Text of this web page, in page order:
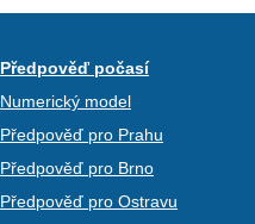
Předpověď počasí
Numerický model
Předpověď pro Prahu
Předpověď pro Brno
Předpověď pro Ostravu